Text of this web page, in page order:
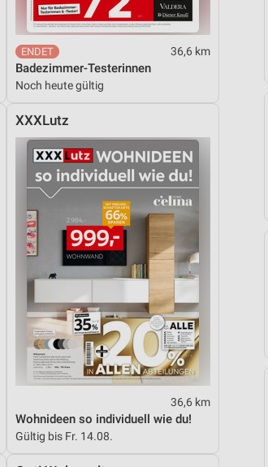
36,6 km
Badezimmer-Testerinnen
Noch heute gültig
XXXLutz
36,6 km
Wohnideen so individuell wie du!
Gültig bis Fr. 14.08.